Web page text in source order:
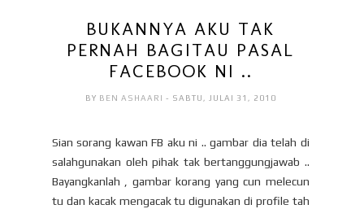
BUKANNYA AKU TAK
PERNAH BAGITAU PASAL
FACEBOOK NI ..
BY BEN ASHAARI - SABTU, JULAI 31, 2010
Sian sorang kawan FB aku ni .. gambar dia telah di
salahgunakan oleh pihak tak bertanggungjawab ..
Bayangkanlah , gambar korang yang cun melecun
tu dan kacak mengacak tu digunakan di profile tah